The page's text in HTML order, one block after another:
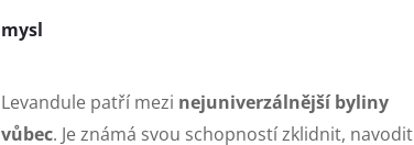
mysl
Levandule patří mezi nejuniverzálnější byliny
vůbec. Je známá svou schopností zklidnit, navodit